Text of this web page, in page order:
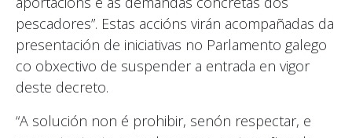
pescadores”. Estas accións virán acompañadas da
presentación de iniciativas no Parlamento galego
co obxectivo de suspender a entrada en vigor
deste decreto.
“A solución non é prohibir, senón respectar, e